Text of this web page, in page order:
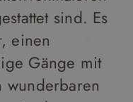
sind. Es
einen
Gänge mit
wunderbaren